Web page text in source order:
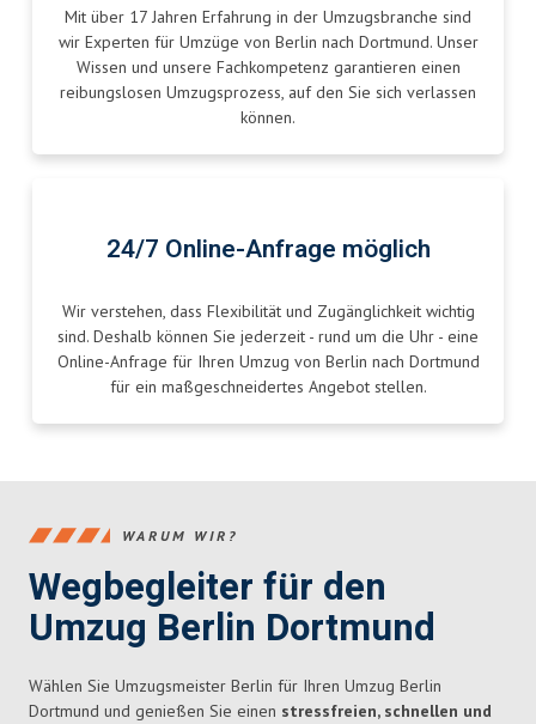
Mit über 17 Jahren Erfahrung in der Umzugsbranche sind
wir Experten für Umzüge von Berlin nach Dortmund. Unser
Wissen und unsere Fachkompetenz garantieren einen
reibungslosen Umzugsprozess, auf den Sie sich verlassen
können.
24/7 Online-Anfrage möglich
Wir verstehen, dass Flexibilität und Zugänglichkeit wichtig
sind. Deshalb können Sie jederzeit - rund um die Uhr - eine
Online-Anfrage für Ihren Umzug von Berlin nach Dortmund
für ein maßgeschneidertes Angebot stellen.
WARUM WIR?
Wegbegleiter für den
Umzug Berlin Dortmund
Wählen Sie Umzugsmeister Berlin für Ihren Umzug Berlin
Dortmund und genießen Sie einen stressfreien, schnellen und